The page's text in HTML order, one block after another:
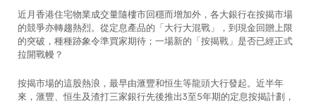
近月香港住宅物業成交量隨樓市回穩而增加外，各大銀行在按揭市場
的競爭亦轉趨熱烈。從定息產品的「大行大混戰」，到現金回贈上限
的突破，種種跡象令準買家期待；一場新的「按揭戰」是否已經正式
拉開戰幔？
按揭市場的這股熱浪，最早由滙豐和恒生等龍頭大行發起。近半年
來，滙豐、恒生及渣打三家銀行先後推出3至5年期的定息按揭計劃，